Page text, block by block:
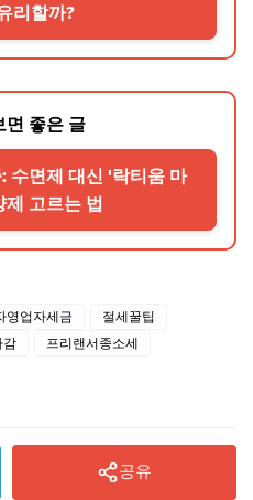
리할까?
면 좋은 글
수면제 대신 '락티움 마
고르는 법
영업자세금
절세꿀팁
감
프리랜서종소세
공유